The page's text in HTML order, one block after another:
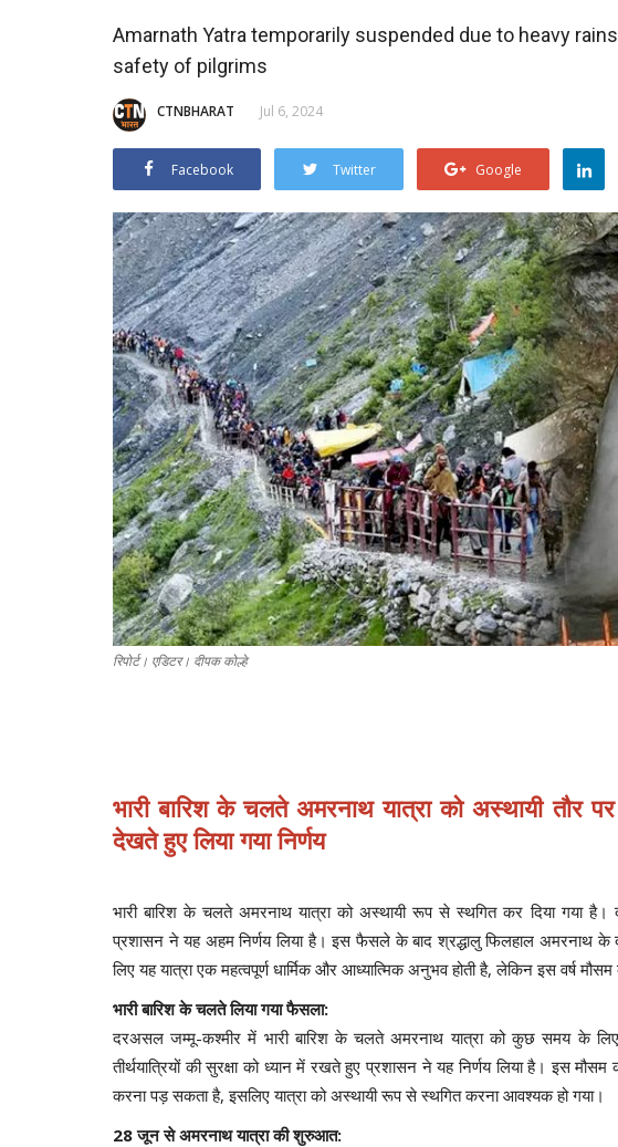
Amarnath Yatra temporarily suspended due to heavy
safety of pilgrims
CTNBHARAT Jul 6, 2024
Facebook Twitter Google
रिपोर्ट। एडिटर। दीपक कोल्हे
भारी बारिश के चलते अमरनाथ यात्रा को अस्थायी तौर पर
देखते हुए लिया गया निर्णय
भारी बारिश के चलते अमरनाथ यात्रा को अस्थायी रूप से स्थगित कर दिया गया है।
प्रशासन ने यह अहम निर्णय लिया है। इस फैसले के बाद श्रद्धालु फिलहाल अमरनाथ के
लिए यह यात्रा एक महत्वपूर्ण धार्मिक और आध्यात्मिक अनुभव होती है, लेकिन इस वर्ष
भारी बारिश के चलते लिया गया फैसला:
दरअसल जम्मू-कश्मीर में भारी बारिश के चलते अमरनाथ यात्रा को कुछ समय के
तीर्थयात्रियों की सुरक्षा को ध्यान में रखते हुए प्रशासन ने यह निर्णय लिया है। इस
करना पड़ सकता है, इसलिए यात्रा को अस्थायी रूप से स्थगित करना आवश्यक हो गया।
28 जून से अमरनाथ यात्रा की शुरुआत: